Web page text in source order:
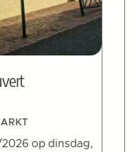
op dinsdag,